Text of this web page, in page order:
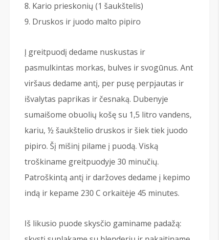
Kario prieskonių (1 šaukštelis)
Druskos ir juodo malto pipiro
Į greitpuodį dedame nuskustas ir
pasmulkintas morkas, bulves ir svogūnus. Ant
viršaus dedame antį, per pusę perpjautas ir
išvalytas paprikas ir česnaką. Dubenyje
sumaišome obuolių košę su 1,5 litro vandens,
kariu, ½ šaukštelio druskos ir šiek tiek juodo
pipiro. Šį mišinį pilame į puodą. Viską
troškiname greitpuodyje 30 minučių.
Patroškintą antį ir daržoves dedame į kepimo
indą ir kepame 230 C orkaitėje 45 minutes.
Iš likusio puode skysčio gaminame padažą: